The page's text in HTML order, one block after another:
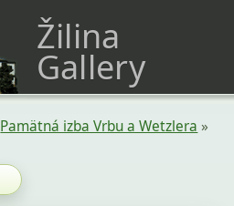
Žilina
Gallery
Pamätná izba Vrbu a Wetzlera »